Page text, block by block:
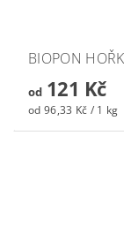
BIOPON
od121 Kč
od 96,33 Kč / 1 kg